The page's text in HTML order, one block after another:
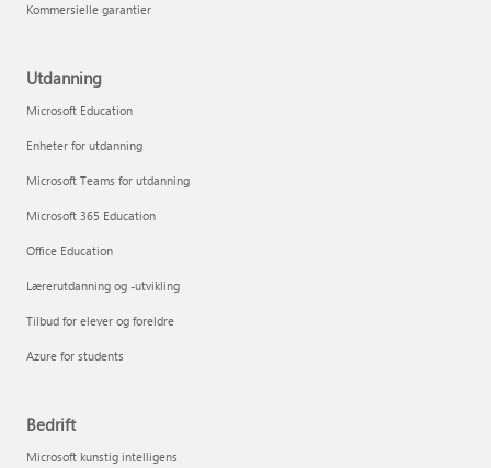
Kommersielle garantier
Utdanning
Microsoft Education
Enheter for utdanning
Microsoft Teams for utdanning
Microsoft 365 Education
Office Education
Lærerutdanning og -utvikling
Tilbud for elever og foreldre
Azure for students
Bedrift
Microsoft kunstig intelligens